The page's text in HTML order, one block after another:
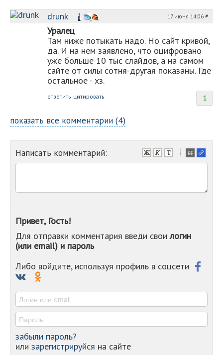
drunk 17 июня 14:06 #
Уралец
Там ниже потыкать надо. Но сайт кривой,
да. И на нем заявлено, что оцифровано
уже больше 10 тыс слайдов, а на самом
сайте от силы сотня-другая показаны. Где
остальное - хз.
1
ответить цитировать
показать все комментарии (4)
Написать комментарий:
-
-
-
-
-
Привет, Гость!
Для отправки комментария введи своилогин
(или email) и пароль
Либо войдите, используя профиль в соцсети
забыли пароль?
или зарегистрируйся на сайте